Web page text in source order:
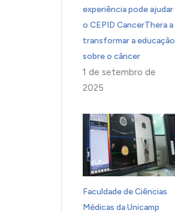
experiência pode ajudar
o CEPID CancerThera a
transformar a educação
sobre o câncer
1 de setembro de
2025
Faculdade de Ciências
Médicas da Unicamp